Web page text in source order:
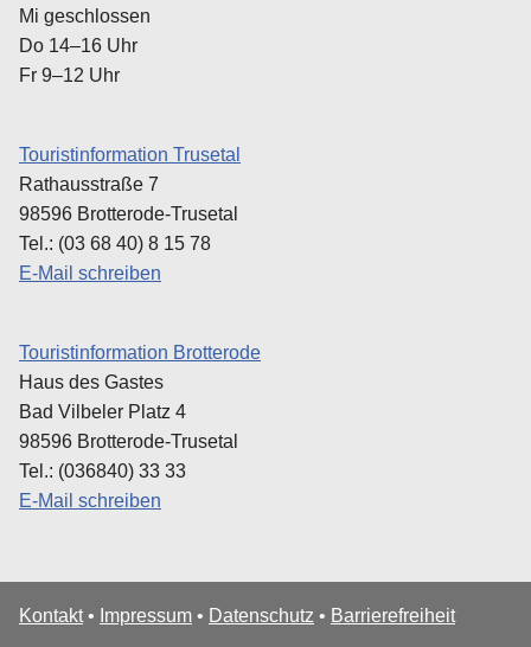
Mi geschlossen
Do 14–16 Uhr
Fr 9–12 Uhr
Touristinformation Trusetal
Rathausstraße 7
98596 Brotterode-Trusetal
Tel.: (03 68 40) 8 15 78
E-Mail schreiben
Touristinformation Brotterode
Haus des Gastes
Bad Vilbeler Platz 4
98596 Brotterode-Trusetal
Tel.: (036840) 33 33
E-Mail schreiben
Kontakt• Impressum • Datenschutz • Barrierefreiheit